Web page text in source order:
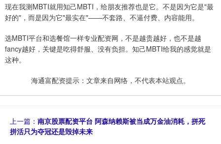
现在我测MBTI就用知己MBTI，给朋友推荐也是它。不是因为它是"最
好的"，而是因为它"最实在"——不套路、不逼付费、内容能用。
选MBTI平台和选餐馆一样专业配资网，不是越贵越好，也不是越
fancy越好，关键是吃得舒服、没有负担。知己MBTI给我的感觉就是
这种。
海通富配资提示：文章来自网络，不代表本站观点。
上一篇： 南京股票配资平台 阿森纳赖斯被当成万金油消耗，拼死
拼活只为夺冠还是毁掉未来